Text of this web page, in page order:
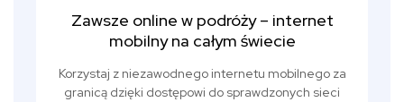
Zawsze online w podróży – internet
mobilny na całym świecie
Korzystaj z niezawodnego internetu mobilnego za
granicą dzięki dostępowi do sprawdzonych sieci